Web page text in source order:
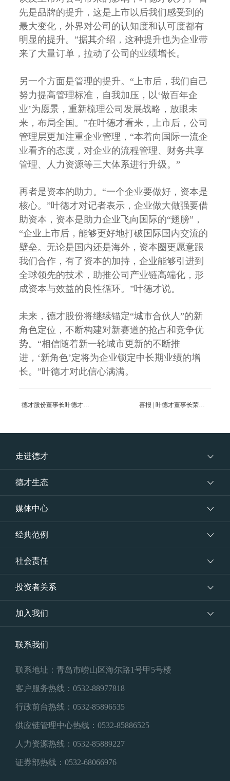
先是品牌的提升，这是上市以后我们感受到的
最大变化，外界对公司的认知度和认可度都有
明显的提升。”据其介绍，这种提升也为企业带
来了大量订单，拉动了公司的业绩增长。
另一个方面是管理的提升。“上市后，我们自己
努力提高管理标准，自我加压，以‘做百年企
业’为愿景，重新梳理公司发展战略，放眼未
来，布局全国。”在叶德才看来，上市后，公司
管理层更加注重企业管理，“本着向国际一流企
业看齐的态度，对企业的流程管理、财务共享
管理、人力资源等三大体系进行升级。”
再者是资本的助力。“一个企业要做好，资本是
核心。”叶德才对记者表示，企业做大做强要借
助资本，资本是助力企业飞向国际的“翅膀”，
“企业上市后，能够更好地打破国际国内交流的
壁垒。无论是国内还是海外，资本圈更愿意跟
我们合作，有了资本的加持，企业能够引进到
全球领先的技术，助推公司产业链高端化，形
成资本与效益的良性循环。”叶德才说。
未来，德才股份将继续锚定“城市合伙人”的新
角色定位，不断构建对新赛道的抢占和竞争优
势。“相信随着新一轮城市更新的不断推
进，‘新角色’定将为企业锁定中长期业绩的增
长。”叶德才对此信心满满。
喜报 | 叶德才董事长荣获“山东省非公有制经济人士优秀中国特色社会主义事业建设者”荣誉称号
走进德才
德才生态
媒体中心
经典范例
社会责任
投资者关系
加入我们
联系我们
联系地址：青岛市崂山区海尔路1号甲5号楼
客户服务热线：0532-88977818
行政前台热线：0532-85896535
供应链管理中心热线：0532-85886525
人力资源热线：0532-85889227
证券部热线：0532-68066976